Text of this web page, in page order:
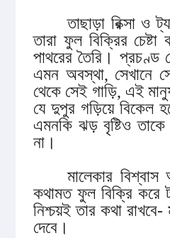
তাছাড়া রিক্সা ও
তারা ফুল বিক্রির
পাথরের তৈরি। প্রচণ্ড
এমন অবস্থা, সেখানে
থেকে সেই গাড়ি, এই
যে দুপুর গড়িয়ে বিকেল
এমনকি ঝড় বৃষ্টিও তাকে
না।
মালেকার
কথামত ফুল বিক্রি করে
নিশ্চয়ই তার কথা
দেবে।